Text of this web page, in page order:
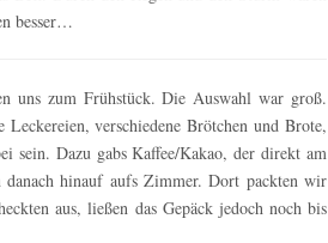
besser…
uns zum Frühstück. Die Auswahl war groß.
verschiedene Brötchen und Brote,
sein. Dazu gabs Kaffee/Kakao, der direkt am
hinauf aufs Zimmer. Dort packten wir
aus, ließen das Gepäck jedoch noch bis